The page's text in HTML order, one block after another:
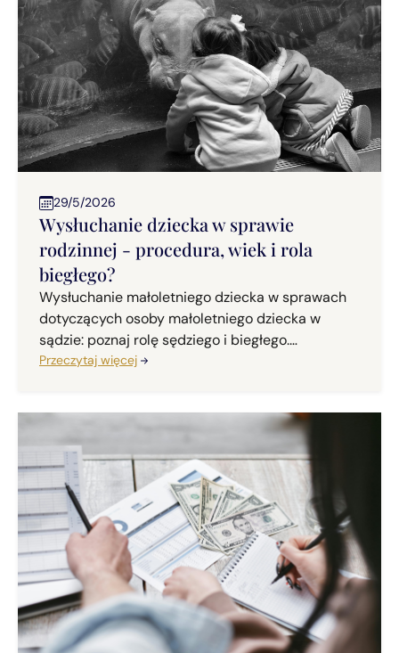
29/5/2026
Wysłuchanie dziecka w sprawie
rodzinnej - procedura, wiek i rola
biegłego?
Wysłuchanie małoletniego dziecka w sprawach
dotyczących osoby małoletniego dziecka w
sądzie: poznaj rolę sędziego i biegłego.
Praktyczne porady.
Przeczytaj więcej